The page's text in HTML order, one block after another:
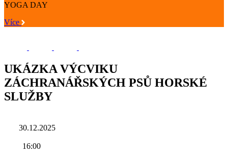
YOGA DAY
Více
UKÁZKA VÝCVIKU
ZÁCHRANÁŘSKÝCH PSŮ HORSKÉ
SLUŽBY
30.12.2025
16:00